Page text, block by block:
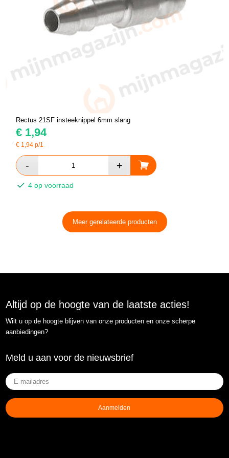
Rectus 21SF insteeknippel 6mm slang
€ 1,94
€ 1,94 p/1
4 op voorraad
Meer gerelateerde producten
Altijd op de hoogte van de laatste acties!
Wilt u op de hoogte blijven van onze producten en onze scherpe
aanbiedingen?
Meld u aan voor de nieuwsbrief
E-
mailadres(Vereist)
Aanmelden